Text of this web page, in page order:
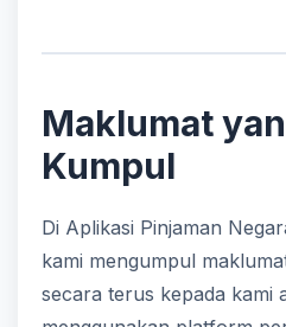
Maklumat
Kumpul
Di Aplikasi Pinjaman
kami mengumpul
secara terus kepada kami